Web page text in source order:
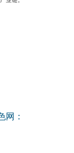
网：